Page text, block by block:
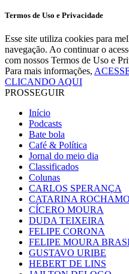
Termos de Uso e Privacidade
Esse site utiliza cookies para
navegação. Ao continuar o
com nossos Termos de Uso e
Para mais informações,
CLICANDO AQUI
PROSSEGUIR
Início
Podcasts
Bate bola
Café & Política
Jornal do meio dia
Classificados
Colunas
CARLOS SPERANÇA
CATARINA
CÍCERO MOURA
DUDA TEIXEIRA
FELIPE CORONA
FELIPE MOURA
GUSTAVO URIBE
HEBERT DE LINS